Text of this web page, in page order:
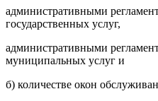
административными
государственных услуг,
административными
муниципальных услуг и
б) количестве окон